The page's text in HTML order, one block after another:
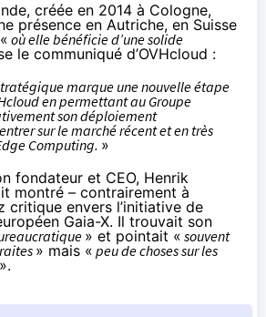
créée en 2014 à Cologne,
présence en Autriche, en Suisse
où elle bénéficie d’une solide
le communiqué d’OVHcloud :
marque une nouvelle étape
en permettant au Groupe
son déploiement
sur le marché récent et en très
Computing. »
fondateur et CEO, Henrik
montré – contrairement à
critique envers l’initiative de
Gaia-X. Il trouvait son
» et pointait « souvent
» mais « peu de choses sur les
».